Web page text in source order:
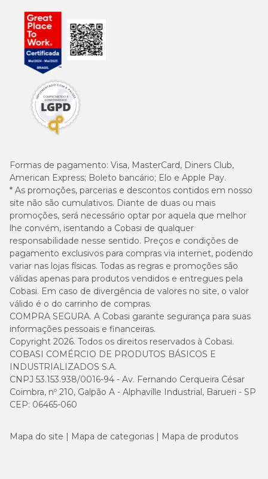
Formas de pagamento: Visa, MasterCard, Diners Club,
American Express; Boleto bancário; Elo e Apple Pay.
* As promoções, parcerias e descontos contidos em nosso
site não são cumulativos. Diante de duas ou mais
promoções, será necessário optar por aquela que melhor
lhe convém, isentando a Cobasi de qualquer
responsabilidade nesse sentido. Preços e condições de
pagamento exclusivos para compras via internet, podendo
variar nas lojas físicas. Todas as regras e promoções são
válidas apenas para produtos vendidos e entregues pela
Cobasi. Em caso de divergência de valores no site, o valor
válido é o do carrinho de compras.
COMPRA SEGURA. A Cobasi garante segurança para suas
informações pessoais e financeiras.
Copyright 2026. Todos os direitos reservados à Cobasi.
COBASI COMÉRCIO DE PRODUTOS BÁSICOS E
INDUSTRIALIZADOS S.A.
CNPJ 53.153.938/0016-94 - Av. Fernando Cerqueira César
Coimbra, nº 210, Galpão A - Alphaville Industrial, Barueri - SP
CEP: 06465-060
Mapa do site Mapa de categorias Mapa de produtos